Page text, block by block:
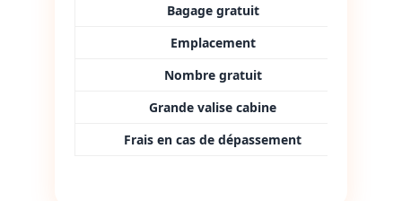
Bagage gratuit
Emplacement
Nombre gratuit
Grande valise cabine
Frais en cas de dépassement